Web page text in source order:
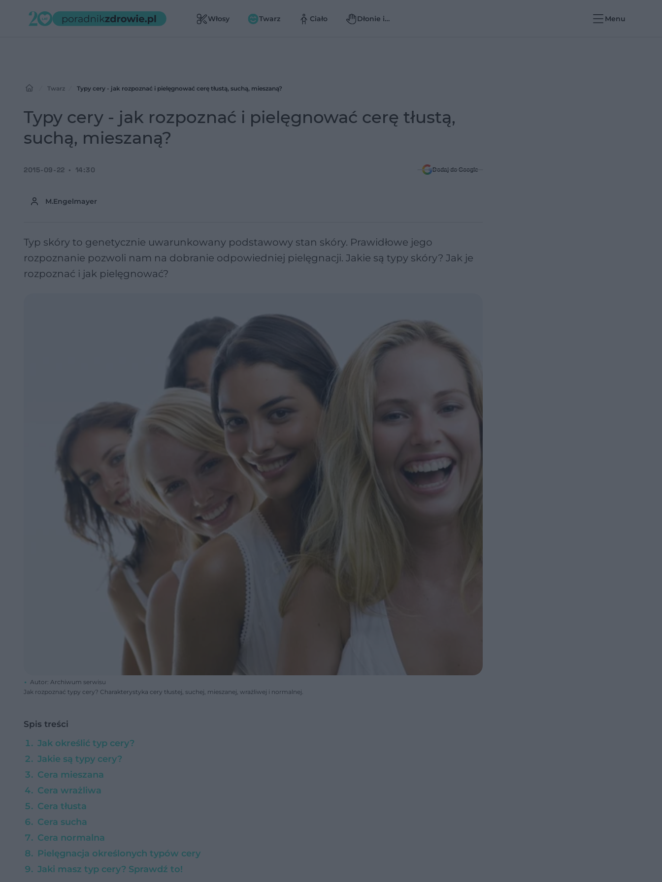
Włosy Twarz Ciało
Dłonie i
Menu
Twarz Typy cery - jak rozpoznać i pielęgnować cerę tłustą, suchą, mieszaną?
Typy cery - jak rozpoznać i pielęgnować cerę tłustą,
suchą, mieszaną?
M.Engelmayer
2015-09-22 14:30 Dodaj do Google
Typ skóry to genetycznie uwarunkowany podstawowy stan skóry. Prawidłowe jego
rozpoznanie pozwoli nam na dobranie odpowiedniej pielęgnacji. Jakie są typy skóry? Jak je
rozpoznać i jak pielęgnować?
Autor: Archiwum serwisu
Jak rozpoznać typy cery? Charakterystyka cery tłustej, suchej, mieszanej, wrażliwej i normalnej.
Spis treści
Jak określić typ cery?
Jakie są typy cery?
Cera mieszana
Cera wrażliwa
Cera tłusta
Cera sucha
Cera normalna
Pielęgnacja określonych typów cery
Jaki masz typ cery? Sprawdź to!